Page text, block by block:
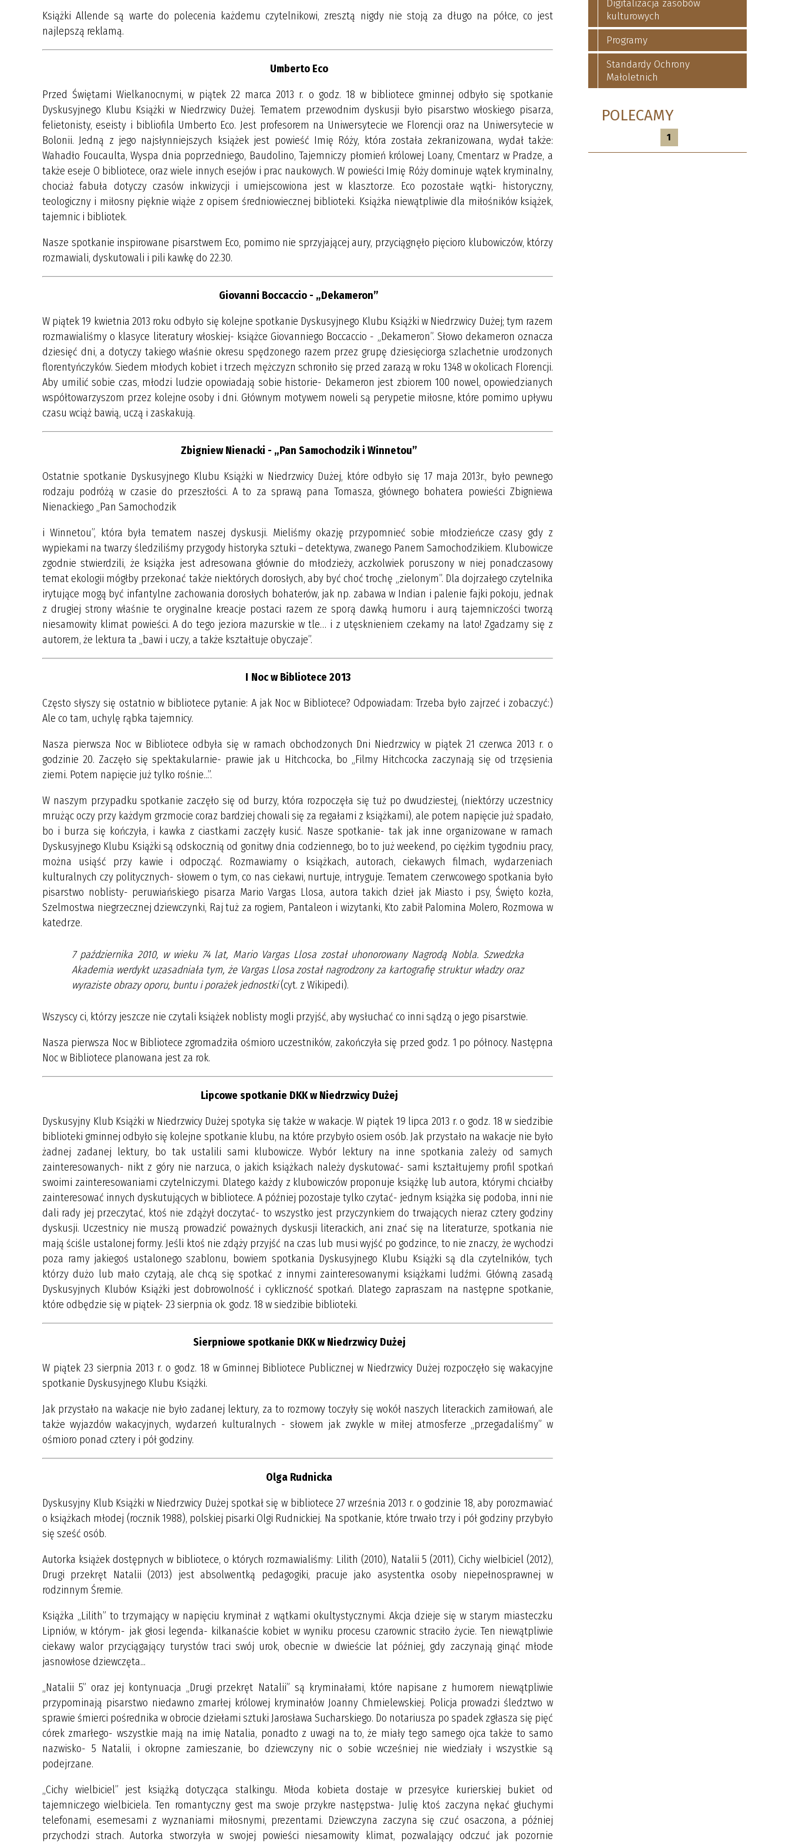
Książki Allende są warte do polecenia każdemu czytelnikowi, zresztą nigdy nie stoją za długo na półce, co jest
najlepszą reklamą.
Umberto Eco
Przed Świętami Wielkanocnymi, w piątek 22 marca 2013 r. o godz. 18 w bibliotece gminnej odbyło się spotkanie
Dyskusyjnego Klubu Książki w Niedrzwicy Dużej. Tematem przewodnim dyskusji było pisarstwo włoskiego pisarza,
felietonisty, eseisty i bibliofila Umberto Eco. Jest profesorem na Uniwersytecie we Florencji oraz na Uniwersytecie w
Bolonii. Jedną z jego najsłynniejszych książek jest powieść Imię Róży, która została zekranizowana, wydał także:
Wahadło Foucaulta, Wyspa dnia poprzedniego, Baudolino, Tajemniczy płomień królowej Loany, Cmentarz w Pradze, a
także eseje O bibliotece, oraz wiele innych esejów i prac naukowych. W powieści Imię Róży dominuje wątek kryminalny,
chociaż fabuła dotyczy czasów inkwizycji i umiejscowiona jest w klasztorze. Eco pozostałe wątki- historyczny,
teologiczny i miłosny pięknie wiąże z opisem średniowiecznej biblioteki. Książka niewątpliwie dla miłośników książek,
tajemnic i bibliotek.
Nasze spotkanie inspirowane pisarstwem Eco, pomimo nie sprzyjającej aury, przyciągnęło pięcioro klubowiczów, którzy
rozmawiali, dyskutowali i pili kawkę do 22.30.
Giovanni Boccaccio - „Dekameron”
W piątek 19 kwietnia 2013 roku odbyło się kolejne spotkanie Dyskusyjnego Klubu Książki w Niedrzwicy Dużej; tym razem
rozmawialiśmy o klasyce literatury włoskiej- książce Giovanniego Boccaccio - „Dekameron”. Słowo dekameron oznacza
dziesięć dni, a dotyczy takiego właśnie okresu spędzonego razem przez grupę dziesięciorga szlachetnie urodzonych
florentyńczyków. Siedem młodych kobiet i trzech mężczyzn schroniło się przed zarazą w roku 1348 w okolicach Florencji.
Aby umilić sobie czas, młodzi ludzie opowiadają sobie historie- Dekameron jest zbiorem 100 nowel, opowiedzianych
współtowarzyszom przez kolejne osoby i dni. Głównym motywem noweli są perypetie miłosne, które pomimo upływu
czasu wciąż bawią, uczą i zaskakują.
Zbigniew Nienacki - „Pan Samochodzik i Winnetou”
Ostatnie spotkanie Dyskusyjnego Klubu Książki w Niedrzwicy Dużej, które odbyło się 17 maja 2013r., było pewnego
rodzaju podróżą w czasie do przeszłości. A to za sprawą pana Tomasza, głównego bohatera powieści Zbigniewa
Nienackiego „Pan Samochodzik
i Winnetou”, która była tematem naszej dyskusji. Mieliśmy okazję przypomnieć sobie młodzieńcze czasy gdy z
wypiekami na twarzy śledziliśmy przygody historyka sztuki – detektywa, zwanego Panem Samochodzikiem. Klubowicze
zgodnie stwierdzili, że książka jest adresowana głównie do młodzieży, aczkolwiek poruszony w niej ponadczasowy
temat ekologii mógłby przekonać także niektórych dorosłych, aby być choć trochę „zielonym”. Dla dojrzałego czytelnika
irytujące mogą być infantylne zachowania dorosłych bohaterów, jak np. zabawa w Indian i palenie fajki pokoju, jednak
z drugiej strony właśnie te oryginalne kreacje postaci razem ze sporą dawką humoru i aurą tajemniczości tworzą
niesamowity klimat powieści. A do tego jeziora mazurskie w tle… i z utęsknieniem czekamy na lato! Zgadzamy się z
autorem, że lektura ta „bawi i uczy, a także kształtuje obyczaje”.
I Noc w Bibliotece 2013
Często słyszy się ostatnio w bibliotece pytanie: A jak Noc w Bibliotece? Odpowiadam: Trzeba było zajrzeć i zobaczyć:)
Ale co tam, uchylę rąbka tajemnicy.
Nasza pierwsza Noc w Bibliotece odbyła się w ramach obchodzonych Dni Niedrzwicy w piątek 21 czerwca 2013 r. o
godzinie 20. Zaczęło się spektakularnie- prawie jak u Hitchcocka, bo „Filmy Hitchcocka zaczynają się od trzęsienia
ziemi. Potem napięcie już tylko rośnie...”.
W naszym przypadku spotkanie zaczęło się od burzy, która rozpoczęła się tuż po dwudziestej, (niektórzy uczestnicy
mrużąc oczy przy każdym grzmocie coraz bardziej chowali się za regałami z książkami), ale potem napięcie już spadało,
bo i burza się kończyła, i kawka z ciastkami zaczęły kusić. Nasze spotkanie- tak jak inne organizowane w ramach
Dyskusyjnego Klubu Książki są odskocznią od gonitwy dnia codziennego, bo to już weekend, po ciężkim tygodniu pracy,
można usiąść przy kawie i odpocząć. Rozmawiamy o książkach, autorach, ciekawych filmach, wydarzeniach
kulturalnych czy politycznych- słowem o tym, co nas ciekawi, nurtuje, intryguje. Tematem czerwcowego spotkania było
pisarstwo noblisty- peruwiańskiego pisarza Mario Vargas Llosa, autora takich dzieł jak Miasto i psy, Święto kozła,
Szelmostwa niegrzecznej dziewczynki, Raj tuż za rogiem, Pantaleon i wizytanki, Kto zabił Palomina Molero, Rozmowa w
katedrze.
7 października 2010, w wieku 74 lat, Mario Vargas Llosa został uhonorowany Nagrodą Nobla. Szwedzka
Akademia werdykt uzasadniała tym, że Vargas Llosa został nagrodzony za kartografię struktur władzy oraz
wyraziste obrazy oporu, buntu i porażek jednostki(cyt. z Wikipedi).
Wszyscy ci, którzy jeszcze nie czytali książek noblisty mogli przyjść, aby wysłuchać co inni sądzą o jego pisarstwie.
Nasza pierwsza Noc w Bibliotece zgromadziła ośmioro uczestników, zakończyła się przed godz. 1 po północy. Następna
Noc w Bibliotece planowana jest za rok.
Lipcowe spotkanie DKK w Niedrzwicy Dużej
Dyskusyjny Klub Książki w Niedrzwicy Dużej spotyka się także w wakacje. W piątek 19 lipca 2013 r. o godz. 18 w siedzibie
biblioteki gminnej odbyło się kolejne spotkanie klubu, na które przybyło osiem osób. Jak przystało na wakacje nie było
żadnej zadanej lektury, bo tak ustalili sami klubowicze. Wybór lektury na inne spotkania zależy od samych
zainteresowanych- nikt z góry nie narzuca, o jakich książkach należy dyskutować- sami kształtujemy profil spotkań
swoimi zainteresowaniami czytelniczymi. Dlatego każdy z klubowiczów proponuje książkę lub autora, którymi chciałby
zainteresować innych dyskutujących w bibliotece. A później pozostaje tylko czytać- jednym książka się podoba, inni nie
dali rady jej przeczytać, ktoś nie zdążył doczytać- to wszystko jest przyczynkiem do trwających nieraz cztery godziny
dyskusji. Uczestnicy nie muszą prowadzić poważnych dyskusji literackich, ani znać się na literaturze, spotkania nie
mają ściśle ustalonej formy. Jeśli ktoś nie zdąży przyjść na czas lub musi wyjść po godzince, to nie znaczy, że wychodzi
poza ramy jakiegoś ustalonego szablonu, bowiem spotkania Dyskusyjnego Klubu Książki są dla czytelników, tych
którzy dużo lub mało czytają, ale chcą się spotkać z innymi zainteresowanymi książkami ludźmi. Główną zasadą
Dyskusyjnych Klubów Książki jest dobrowolność i cykliczność spotkań. Dlatego zapraszam na następne spotkanie,
które odbędzie się w piątek- 23 sierpnia ok. godz. 18 w siedzibie biblioteki.
Sierpniowe spotkanie DKK w Niedrzwicy Dużej
W piątek 23 sierpnia 2013 r. o godz. 18 w Gminnej Bibliotece Publicznej w Niedrzwicy Dużej rozpoczęło się wakacyjne
spotkanie Dyskusyjnego Klubu Książki.
Jak przystało na wakacje nie było zadanej lektury, za to rozmowy toczyły się wokół naszych literackich zamiłowań, ale
także wyjazdów wakacyjnych, wydarzeń kulturalnych - słowem jak zwykle w miłej atmosferze „przegadaliśmy” w
ośmioro ponad cztery i pół godziny.
Olga Rudnicka
Dyskusyjny Klub Książki w Niedrzwicy Dużej spotkał się w bibliotece 27 września 2013 r. o godzinie 18, aby porozmawiać
o książkach młodej (rocznik 1988), polskiej pisarki Olgi Rudnickiej. Na spotkanie, które trwało trzy i pół godziny przybyło
się sześć osób.
Autorka książek dostępnych w bibliotece, o których rozmawialiśmy: Lilith (2010), Natalii 5 (2011), Cichy wielbiciel (2012),
Drugi przekręt Natalii (2013) jest absolwentką pedagogiki, pracuje jako asystentka osoby niepełnosprawnej w
rodzinnym Śremie.
Książka „Lilith” to trzymający w napięciu kryminał z wątkami okultystycznymi. Akcja dzieje się w starym miasteczku
Lipniów, w którym- jak głosi legenda- kilkanaście kobiet w wyniku procesu czarownic straciło życie. Ten niewątpliwie
ciekawy walor przyciągający turystów traci swój urok, obecnie w dwieście lat później, gdy zaczynają ginąć młode
jasnowłose dziewczęta...
„Natalii 5” oraz jej kontynuacja „Drugi przekręt Natalii” są kryminałami, które napisane z humorem niewątpliwie
przypominają pisarstwo niedawno zmarłej królowej kryminałów Joanny Chmielewskiej. Policja prowadzi śledztwo w
sprawie śmierci pośrednika w obrocie dziełami sztuki Jarosława Sucharskiego. Do notariusza po spadek zgłasza się pięć
córek zmarłego- wszystkie mają na imię Natalia, ponadto z uwagi na to, że miały tego samego ojca także to samo
nazwisko- 5 Natalii, i okropne zamieszanie, bo dziewczyny nic o sobie wcześniej nie wiedziały i wszystkie są
podejrzane.
„Cichy wielbiciel” jest książką dotycząca stalkingu. Młoda kobieta dostaje w przesyłce kurierskiej bukiet od
tajemniczego wielbiciela. Ten romantyczny gest ma swoje przykre następstwa- Julię ktoś zaczyna nękać głuchymi
telefonami, esemesami z wyznaniami miłosnymi, prezentami. Dziewczyna zaczyna się czuć osaczona, a później
przychodzi strach. Autorka stworzyła w swojej powieści niesamowity klimat, pozwalający odczuć jak pozornie
Digitalizacja zasobów
kulturowych
Programy
Standardy Ochrony
Małoletnich
POLECAMY
1